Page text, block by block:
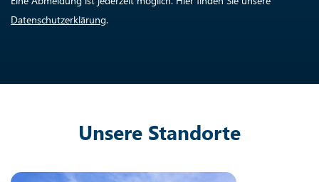
Datenschutzerklärung.
Unsere Standorte